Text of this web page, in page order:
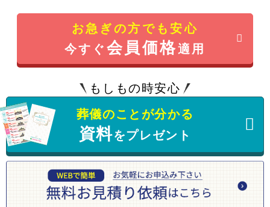
お急ぎの方でも安心
今すぐ会員価格適用
もしもの時安心
葬儀のことが分かる
資料をプレゼント